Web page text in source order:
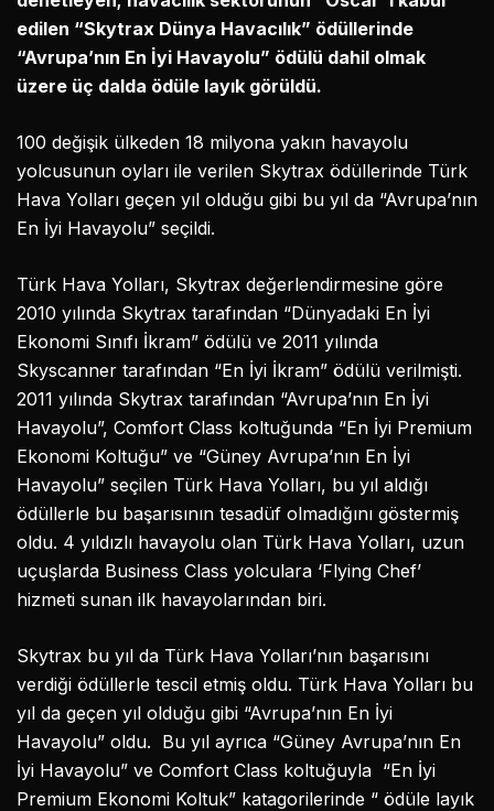
edilen “Skytrax Dünya Havacılık” ödüllerinde
“Avrupa’nın En İyi Havayolu” ödülü dahil olmak
üzere üç dalda ödüle layık görüldü.
100 değişik ülkeden 18 milyona yakın havayolu
yolcusunun oyları ile verilen Skytrax ödüllerinde Türk
Hava Yolları geçen yıl olduğu gibi bu yıl da “Avrupa’nın
En İyi Havayolu” seçildi.
Türk Hava Yolları, Skytrax değerlendirmesine göre
2010 yılında Skytrax tarafından “Dünyadaki En İyi
Ekonomi Sınıfı İkram” ödülü ve 2011 yılında
Skyscanner tarafından “En İyi İkram” ödülü verilmişti.
2011 yılında Skytrax tarafından “Avrupa’nın En İyi
Havayolu”, Comfort Class koltuğunda “En İyi Premium
Ekonomi Koltuğu” ve “Güney Avrupa’nın En İyi
Havayolu” seçilen Türk Hava Yolları, bu yıl aldığı
ödüllerle bu başarısının tesadüf olmadığını göstermiş
oldu. 4 yıldızlı havayolu olan Türk Hava Yolları, uzun
uçuşlarda Business Class yolculara ‘Flying Chef’
hizmeti sunan ilk havayolarından biri.
Skytrax bu yıl da Türk Hava Yolları’nın başarısını
verdiği ödüllerle tescil etmiş oldu. Türk Hava Yolları bu
yıl da geçen yıl olduğu gibi “Avrupa’nın En İyi
Havayolu” oldu. Bu yıl ayrıca “Güney Avrupa’nın En
İyi Havayolu” ve Comfort Class koltuğuyla “En İyi
Premium Ekonomi Koltuk” katagorilerinde “ ödüle layık